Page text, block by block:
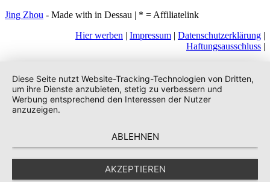
Jing Zhou - Made with in Dessau | * = Affiliatelink
Hier werben | Impressum | Datenschutzerklärung |
Haftungsausschluss |
Diese Seite nutzt Website-Tracking-Technologien von Dritten,
um ihre Dienste anzubieten, stetig zu verbessern und
Werbung entsprechend den Interessen der Nutzer
anzuzeigen.
ABLEHNEN
AKZEPTIEREN